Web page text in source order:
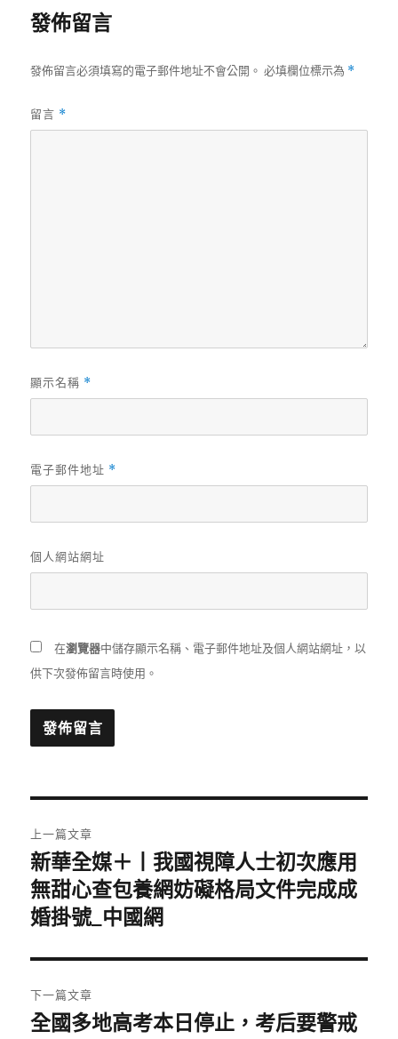
發佈留言
發佈留言必須填寫的電子郵件地址不會公開。 必填欄位標示為 *
留言 *
顯示名稱 *
電子郵件地址 *
個人網站網址
在瀏覽器中儲存顯示名稱、電子郵件地址及個人網站網址，以
供下次發佈留言時使用。
章
導
覽
上一篇文章
上
一
篇
章:
新華全媒＋丨我國視障人士初次應用
無甜心查包養網妨礙格局文件完成成
婚掛號_中國網
下一篇文章
下
全國多地高考本日停止，考后要警戒